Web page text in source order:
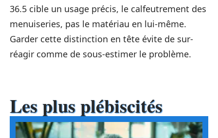
36.5 cible un usage précis, le calfeutrement des
menuiseries, pas le matériau en lui-même.
Garder cette distinction en tête évite de sur-
réagir comme de sous-estimer le problème.
Les plus plébiscités